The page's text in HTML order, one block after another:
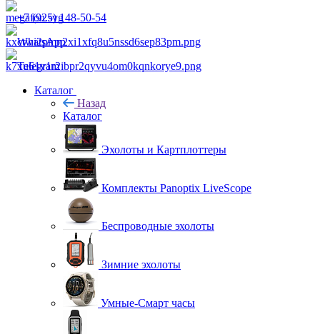
+7 (925) 148-50-54
WhatsApp
Telegram
Каталог
Назад
Каталог
Эхолоты и Картплоттеры
Комплекты Panoptix LiveScope
Беспроводные эхолоты
Зимние эхолоты
Умные-Смарт часы